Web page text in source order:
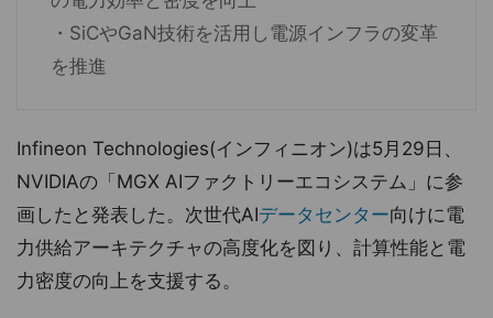
・SiCやGaN技術を活用し電源インフラの変革
を推進
Infineon Technologies(インフィニオン)は5月29日、
NVIDIAの「MGX AIファクトリーエコシステム」に参
画したと発表した。次世代AIデータセンター向けに電
力供給アーキテクチャの高度化を図り、計算性能と電
力密度の向上を支援する。